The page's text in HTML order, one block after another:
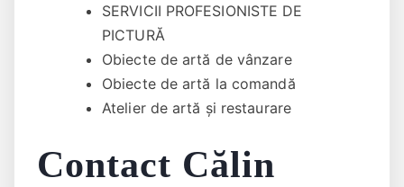
SERVICII PROFESIONISTE DE
PICTURĂ
Obiecte de artă de vânzare
Obiecte de artă la comandă
Atelier de artă și restaurare
Contact Călin